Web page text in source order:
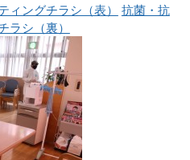
ィングチラシ（表）
抗菌・抗
ラシ（裏）